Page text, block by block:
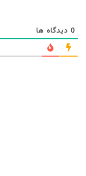
0 دیدگاه ها